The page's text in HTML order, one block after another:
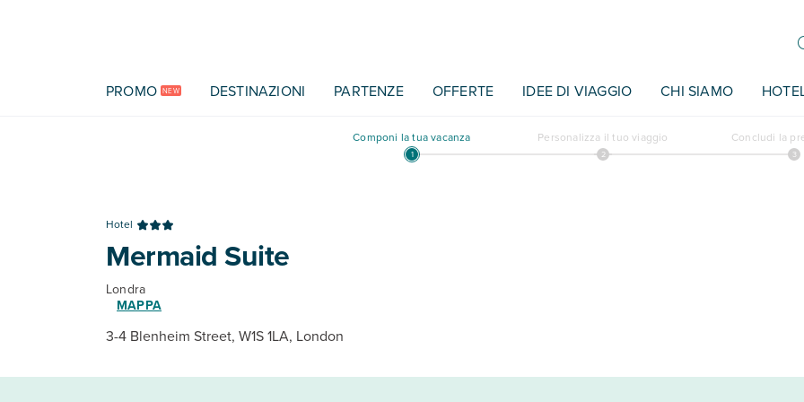
PROMO NEW DESTINAZIONI PARTENZE OFFERTE IDEE DI VIAGGIO CHI SIAMO
Componi la tua vacanza Personalizza il tuo viaggio Concludi la
Hotel
Mermaid Suite
Londra
MAPPA
3-4 Blenheim Street, W1S 1LA, London